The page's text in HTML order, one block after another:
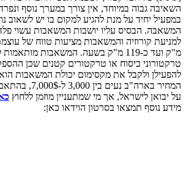
במיוחד, אין צורך במערך נוסף ונפרד עבור
על מנת להגיע למקום בו יש לשאוב נוזלים
עליו יושבות המשאבות עשוי פלדה שעברה
מ"ק ועד כ-119 מ"ק בשעה. המשאבות מותאמות לשימוש
כיסוח או טרקטורים קטנים שכן ההספק
להפעילן ולקבל את מקסימום
המחיר בארה"ב נעים בין 3,000 ל-7,000$,
אך מי שמתעניין מוזמן ללחוץכאן, ולהגיע
בסרטון הוידאו כאן: